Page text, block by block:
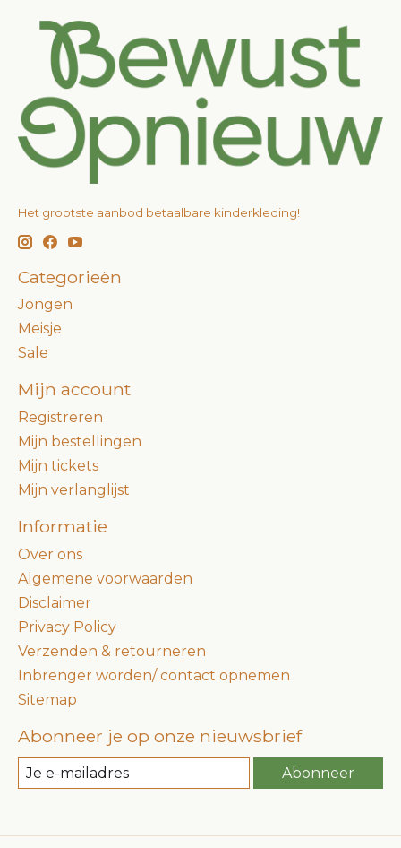
Het grootste aanbod betaalbare kinderkleding!
Categorieën
Jongen
Meisje
Sale
Mijn account
Registreren
Mijn bestellingen
Mijn tickets
Mijn verlanglijst
Informatie
Over ons
Algemene voorwaarden
Disclaimer
Privacy Policy
Verzenden & retourneren
Inbrenger worden/ contact opnemen
Sitemap
Abonneer je op onze nieuwsbrief
Abonneer